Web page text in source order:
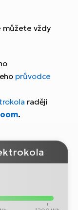
můžete vždy
průvodce
raději
.